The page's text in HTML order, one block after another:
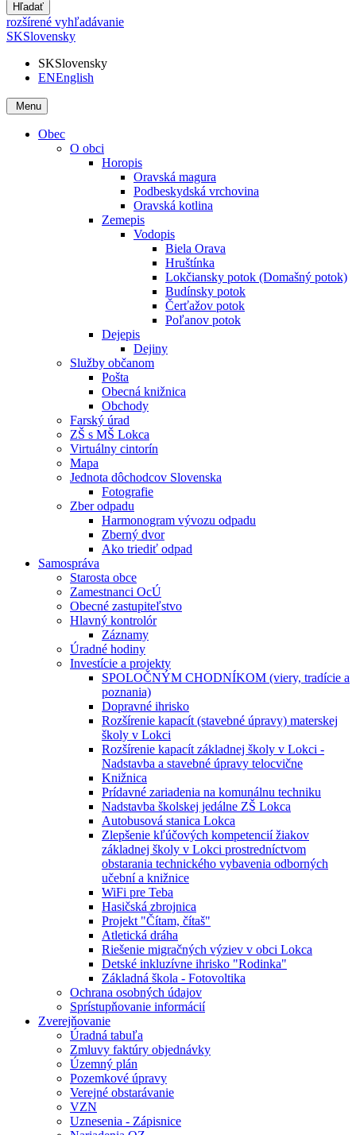
Hľadať
rozšírené vyhľadávanie
SKSlovensky
SKSlovensky
ENEnglish
Menu
Obec
O obci
Horopis
Oravská magura
Podbeskydská vrchovina
Oravská kotlina
Zemepis
Vodopis
Biela Orava
Hruštínka
Lokčiansky potok (Domašný potok)
Budínsky potok
Čerťažov potok
Poľanov potok
Dejepis
Dejiny
Služby občanom
Pošta
Obecná knižnica
Obchody
Farský úrad
ZŠ s MŠ Lokca
Virtuálny cintorín
Mapa
Jednota dôchodcov Slovenska
Fotografie
Zber odpadu
Harmonogram vývozu odpadu
Zberný dvor
Ako triediť odpad
Samospráva
Starosta obce
Zamestnanci OcÚ
Obecné zastupiteľstvo
Hlavný kontrolór
Záznamy
Úradné hodiny
Investície a projekty
SPOLOČNÝM CHODNÍKOM (viery, tradície a
poznania)
Dopravné ihrisko
Rozšírenie kapacít (stavebné úpravy) materskej
školy v Lokci
Rozšírenie kapacít základnej školy v Lokci -
Nadstavba a stavebné úpravy telocvične
Knižnica
Prídavné zariadenia na komunálnu techniku
Nadstavba školskej jedálne ZŠ Lokca
Autobusová stanica Lokca
Zlepšenie kľúčových kompetencií žiakov
základnej školy v Lokci prostredníctvom
obstarania technického vybavenia odborných
učební a knižnice
WiFi pre Teba
Hasičská zbrojnica
Projekt "Čítam, čítaš"
Atletická dráha
Riešenie migračných výziev v obci Lokca
Detské inkluzívne ihrisko "Rodinka"
Základná škola - Fotovoltika
Ochrana osobných údajov
Sprístupňovanie informácií
Zverejňovanie
Úradná tabuľa
Zmluvy faktúry objednávky
Územný plán
Pozemkové úpravy
Verejné obstarávanie
VZN
Uznesenia - Zápisnice